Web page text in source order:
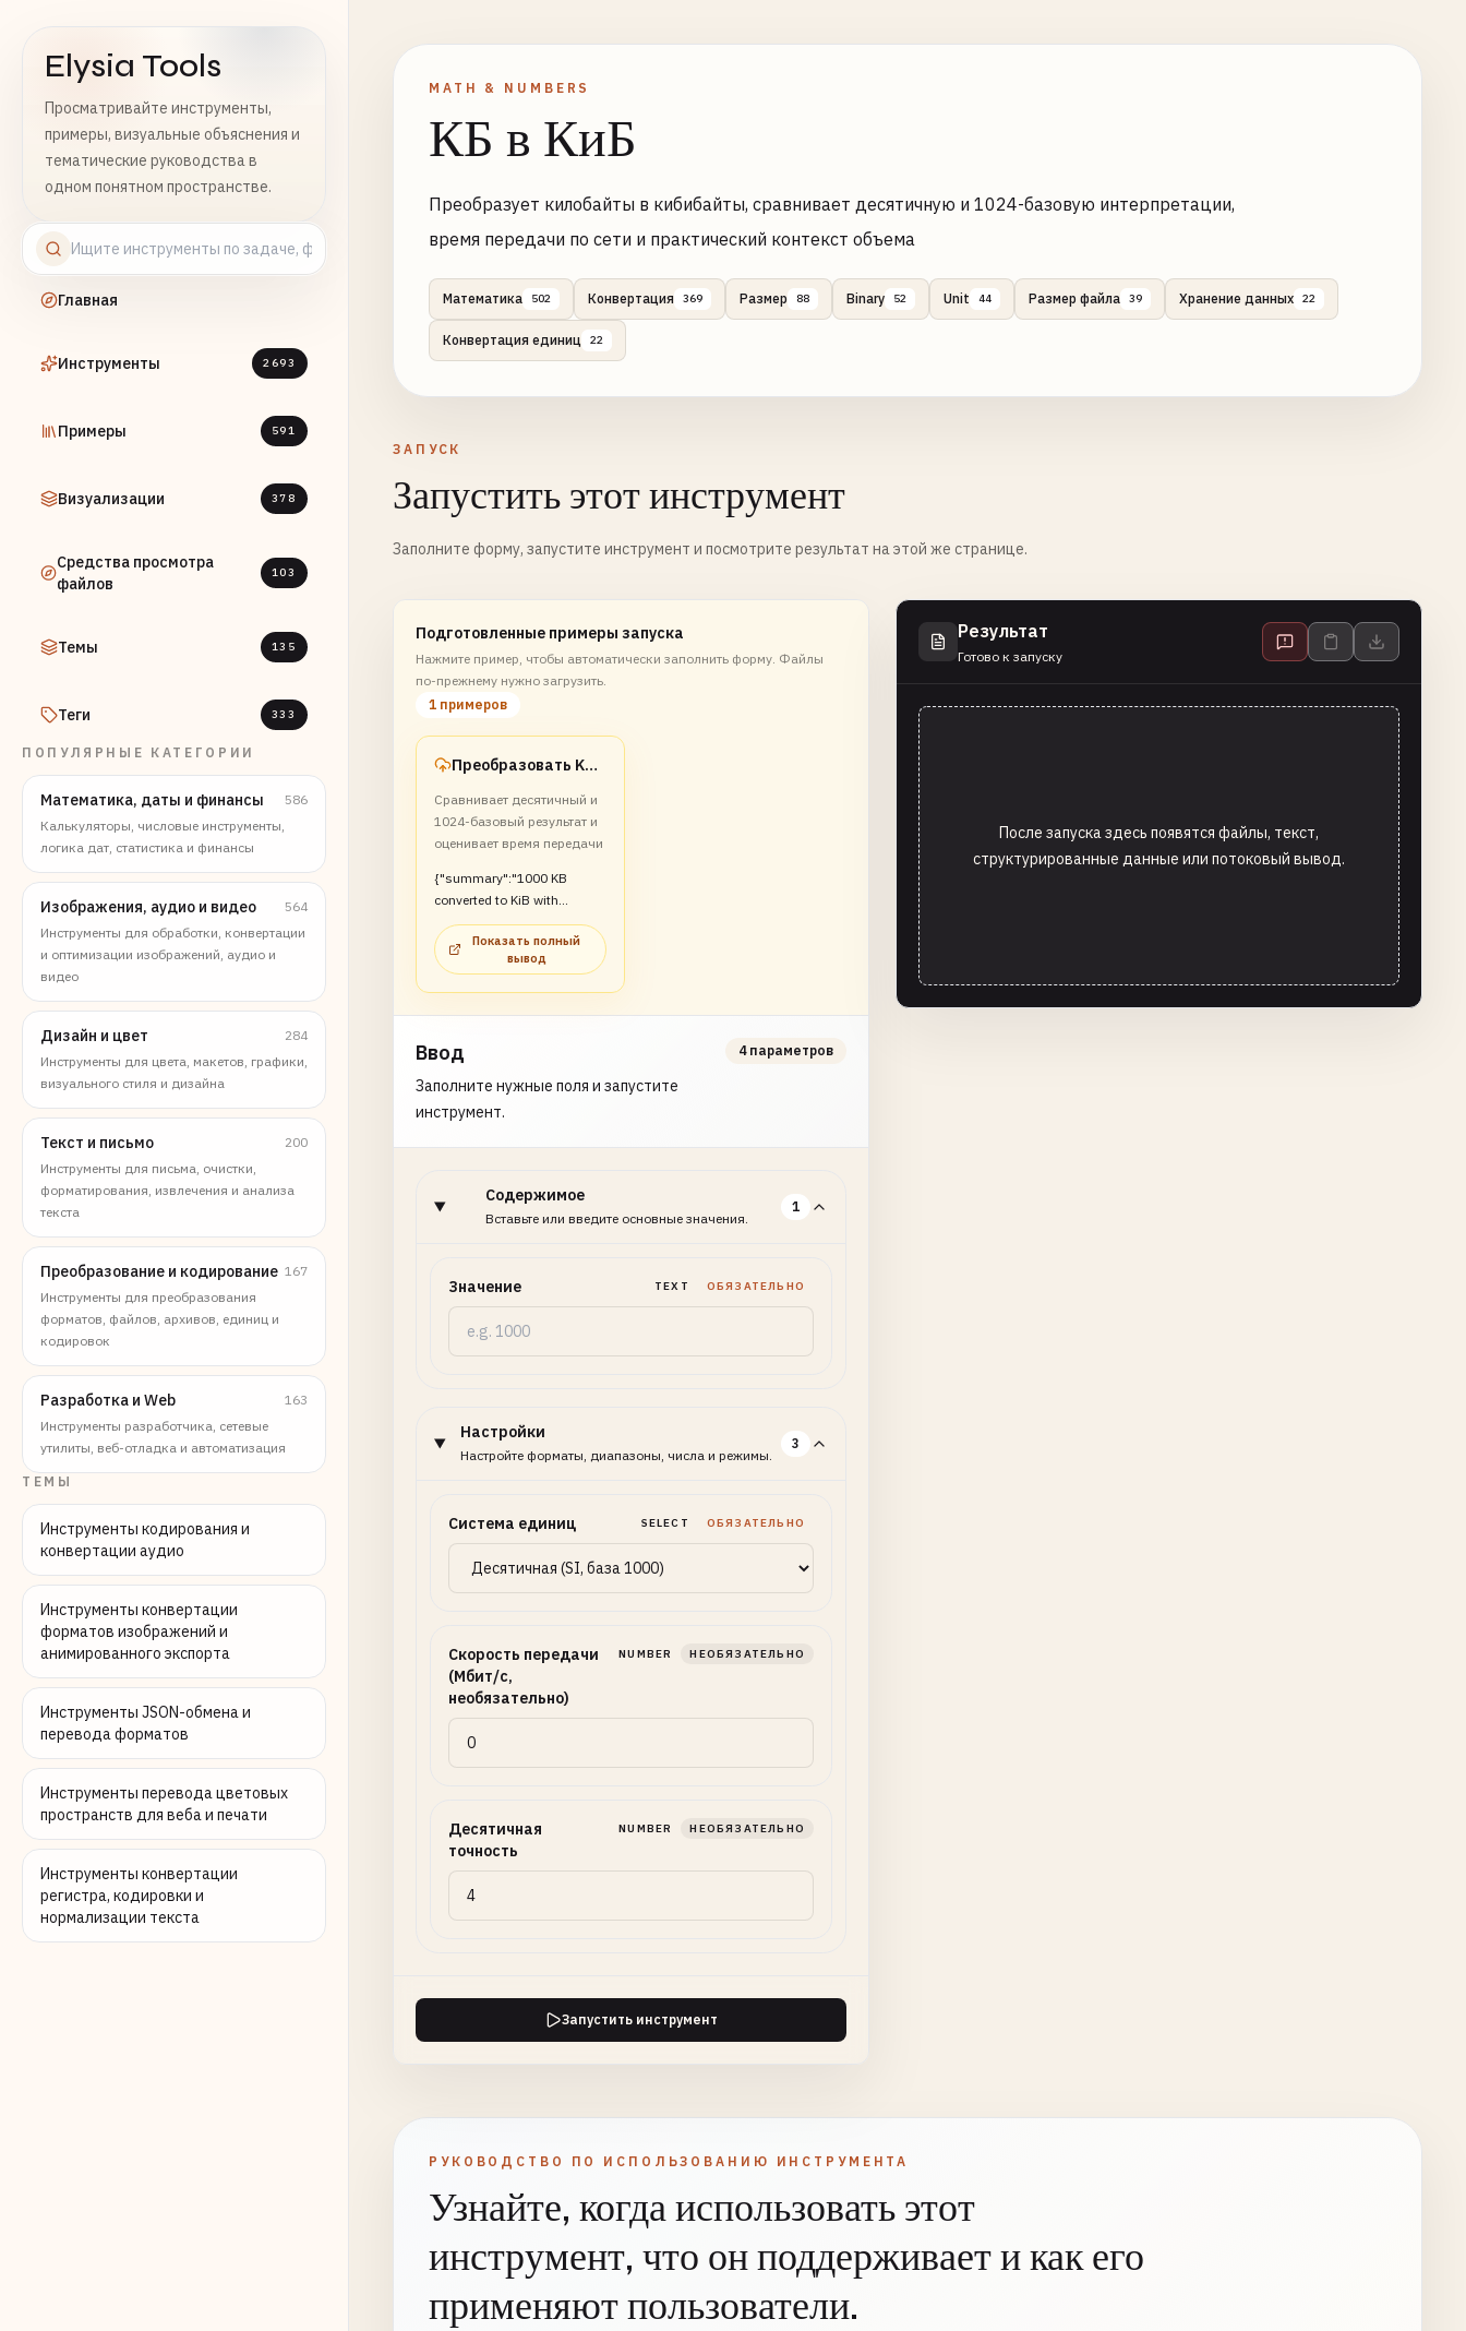
Elysia Tools
Просматривайте инструменты,
примеры, визуальные объяснения и
тематические руководства в
одном понятном пространстве.
Главная
Инструменты 2693
Примеры 591
Визуализации 378
Средства просмотра
файлов
103
Темы 135
Теги 333
ПОПУЛЯРНЫЕ КАТЕГОРИИ
Математика, даты и финансы
586
Калькуляторы, числовые инструменты,
логика дат, статистика и финансы
Изображения, аудио и видео
564
Инструменты для обработки, конвертации
и оптимизации изображений, аудио и
видео
Дизайн и цвет
284
Инструменты для цвета, макетов, графики,
визуального стиля и дизайна
Текст и письмо
200
Инструменты для письма, очистки,
форматирования, извлечения и анализа
текста
Преобразование и кодирование 167
Инструменты для преобразования
форматов, файлов, архивов, единиц и
кодировок
Разработка и Web
163
Инструменты разработчика, сетевые
утилиты, веб-отладка и автоматизация
ТЕМЫ
Инструменты кодирования и
конвертации аудио
Инструменты конвертации
форматов изображений и
анимированного экспорта
Инструменты JSON-обмена и
перевода форматов
Инструменты перевода цветовых
пространств для веба и печати
Инструменты конвертации
регистра, кодировки и
нормализации текста
MATH & NUMBERS
КБ в КиБ
Преобразует килобайты в кибибайты, сравнивает десятичную и 1024-базовую интерпретации,
время передачи по сети и практический контекст объема
Математика 502 Конвертация 369 Размер 88 Binary 52 Unit 44 Размер файла 39 Хранение данных 22
Конвертация единиц 22
ЗАПУСК
Запустить этот инструмент
Заполните форму, запустите инструмент и посмотрите результат на этой же странице.
Подготовленные примеры запуска
Нажмите пример, чтобы автоматически заполнить форму. Файлы
по-прежнему нужно загрузить.
1 примеров
Преобразовать KB в KiB
Сравнивает десятичный и
1024-базовый результат и
оценивает время передачи
{"summary":"1000 KB
converted to KiB with
system comparison and
transfer estimate"}
Показать полный
вывод
Ввод
Заполните нужные поля и запустите
инструмент.
4 параметров
Содержимое
Вставьте или введите основные значения.
1
Значение TEXT ОБЯЗАТЕЛЬНО
Настройки
Настройте форматы, диапазоны, числа и режимы.
3
Система единиц SELECT ОБЯЗАТЕЛЬНО
Скорость передачи
(Мбит/с,
необязательно)
NUMBER НЕОБЯЗАТЕЛЬНО
Десятичная
точность
NUMBER НЕОБЯЗАТЕЛЬНО
Запустить инструмент
Результат
Готово к запуску
После запуска здесь появятся файлы, текст,
структурированные данные или потоковый вывод.
РУКОВОДСТВО ПО ИСПОЛЬЗОВАНИЮ ИНСТРУМЕНТА
Узнайте, когда использовать этот
инструмент, что он поддерживает и как его
применяют пользователи.